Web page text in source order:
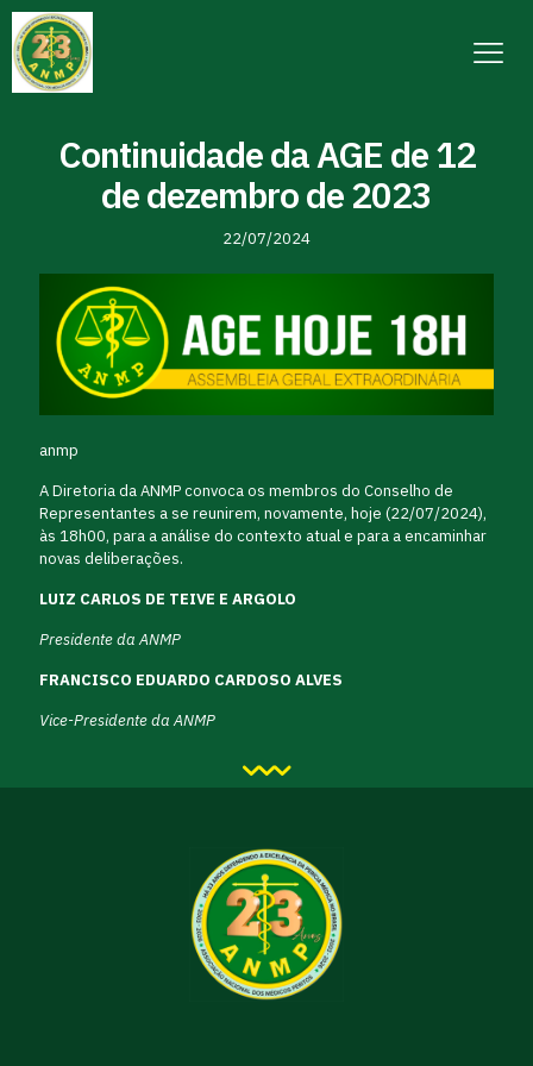
Continuidade da AGE de 12
de dezembro de 2023
22/07/2024
anmp
A Diretoria da ANMP convoca os membros do Conselho de
Representantes a se reunirem, novamente, hoje (22/07/2024),
às 18h00, para a análise do contexto atual e para a encaminhar
novas deliberações.
LUIZ CARLOS DE TEIVE E ARGOLO
Presidente da ANMP
FRANCISCO EDUARDO CARDOSO ALVES
Vice-Presidente da ANMP